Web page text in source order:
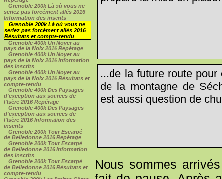
Grenoble 200k Là où vous ne
seriez pas forcément allés 2016
Information des inscrits
Grenoble 200k Là où vous ne
seriez pas forcément allés 2016
Résultats et compte-rendu
Grenoble 400k Un Noyer au
pays de la Noix 2016 Repérage
Grenoble 400k Un Noyer au
pays de la Noix 2016 Information
des inscrits
Grenoble 400k Un Noyer au
pays de la Noix 2016 Résultats et
compte-rendu
Grenoble 400k Des Paysages
d'exception aux sources de
l'Isère 2016 Repérage
Grenoble 400k Des Paysages
d'exception aux sources de
l'Isère 2016 Information des
inscrits
Grenoble 200k Tour Escarpé
de Belledonne 2016 Repérage
Grenoble 200k Tour Escarpé
de Belledonne 2016 Information
des inscrits
Grenoble 200k Tour Escarpé
de Belledonne 2016 Résultats et
compte-rendu
...de la future route
de la montagne de
est aussi question de
Nous sommes